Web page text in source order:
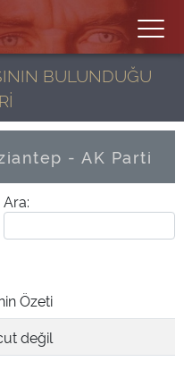
BULUNDUĞU
- AK Parti
Ara:
Özeti
değil